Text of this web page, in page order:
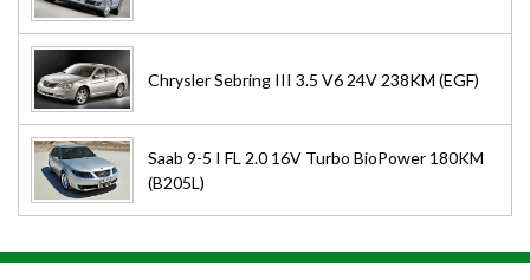
Chrysler Sebring III 3.5 V6 24V 238KM (EGF)
Saab 9-5 I FL 2.0 16V Turbo BioPower 180KM
(B205L)